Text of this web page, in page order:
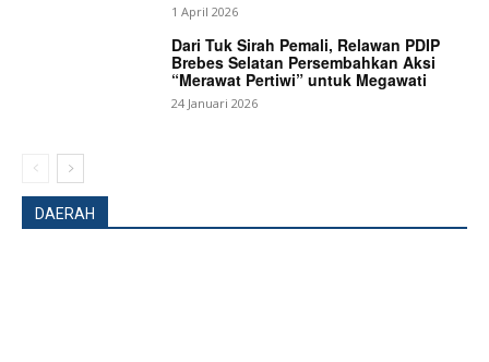
1 April 2026
Dari Tuk Sirah Pemali, Relawan PDIP
Brebes Selatan Persembahkan Aksi
“Merawat Pertiwi” untuk Megawati
24 Januari 2026
DAERAH